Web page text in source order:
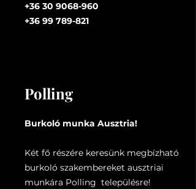
+36 30 9068-960
+36 99 789-821
Polling
Burkoló munka Ausztria!
Két fő részére keresünk megbízható
burkoló szakembereket ausztriai
munkára Polling településre!